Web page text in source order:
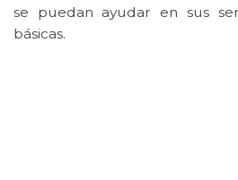
se puedan ayudar en sus
básicas.